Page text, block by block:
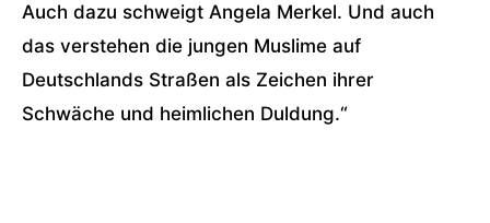
Auch dazu schweigt Angela Merkel. Und auch
das verstehen die jungen Muslime auf
Deutschlands Straßen als Zeichen ihrer
Schwäche und heimlichen Duldung.“